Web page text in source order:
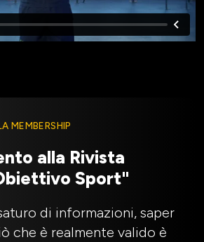
MEMBERSHIP
alla Rivista
Sport"
di informazioni, saper
che è realmente valido è